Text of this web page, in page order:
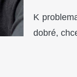
K
dobré,